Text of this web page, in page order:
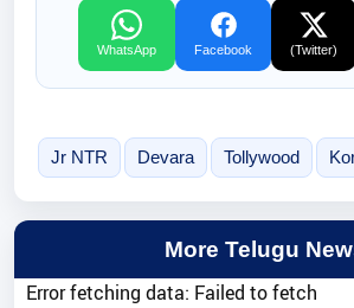
WhatsApp Facebook (Twitter)
Jr NTR Devara Tollywood
More Telugu
Error fetching data: Failed to fetch